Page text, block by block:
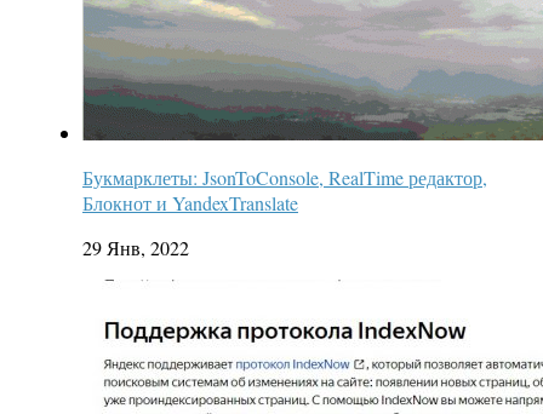
Букмарклеты: JsonToConsole, RealTime редактор,
Блокнот и YandexTranslate
29 Янв, 2022